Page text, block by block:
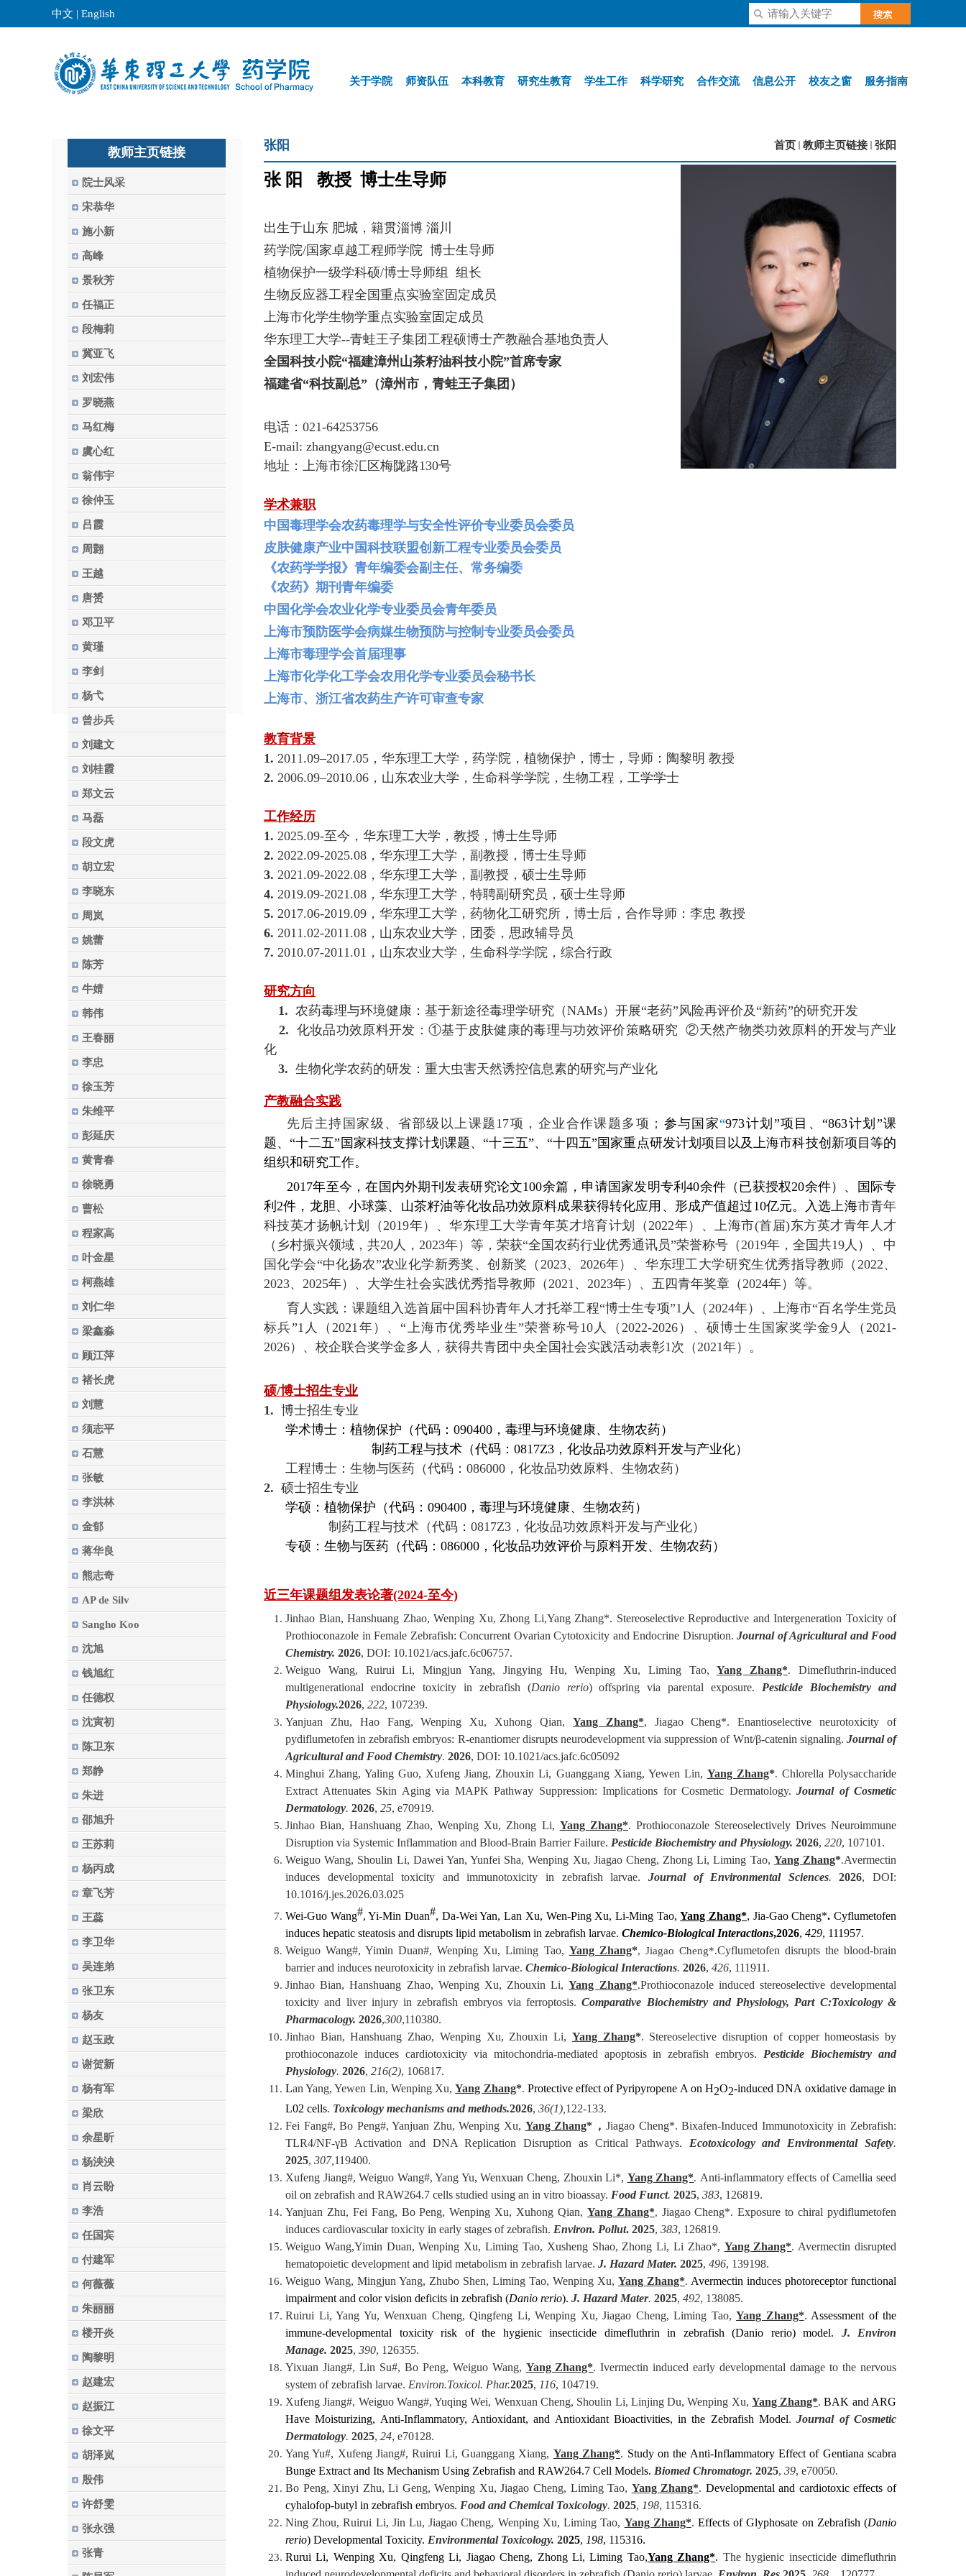
中文 | English
关于学院 师资队伍 本科教育 研究生教育 学生工作 科学研究 合作交流 信息公开 校友之窗 服务指南
教师主页链接
院士风采
宋恭华
施小新
高峰
景秋芳
任福正
段梅莉
冀亚飞
刘宏伟
罗晓燕
马红梅
虞心红
翁伟宇
徐仲玉
吕霞
周翾
王越
唐赟
邓卫平
黄瑾
李剑
杨弋
曾步兵
刘建文
刘桂霞
郑文云
马磊
段文虎
胡立宏
李晓东
周岚
姚蕾
陈芳
牛婧
韩伟
王春丽
李忠
徐玉芳
朱维平
彭延庆
黄青春
徐晓勇
曹松
程家高
叶金星
柯燕雄
刘仁华
梁鑫淼
顾江萍
褚长虎
刘慧
须志平
石慧
张敏
李洪林
金郁
蒋华良
熊志奇
AP de Silv
Sangho Koo
沈旭
钱旭红
任德权
沈寅初
陈卫东
郑静
朱进
邵旭升
王苏莉
杨丙成
章飞芳
王蕊
李卫华
吴连弟
张卫东
杨友
赵玉政
谢贺新
杨有军
梁欣
余星昕
杨泱泱
肖云盼
李浩
任国宾
付建军
何薇薇
朱丽丽
楼开炎
陶黎明
赵建宏
赵振江
徐文平
胡泽岚
殷伟
许舒雯
张永强
张青
张阳 首页 教师主页链接 张阳
张 阳 教授 博士生导师
出生于山东 肥城，籍贯淄博 淄川
药学院/国家卓越工程师学院 博士生导师
植物保护一级学科硕/博士导师组 组长
生物反应器工程全国重点实验室固定成员
上海市化学生物学重点实验室固定成员
华东理工大学--青蛙王子集团工程硕博士产教融合基地负责人
全国科技小院“福建漳州山茶籽油科技小院”首席专家
福建省“科技副总”（漳州市，青蛙王子集团）
电话：021-64253756
E-mail: zhangyang@ecust.edu.cn
地址：上海市徐汇区梅陇路130号
学术兼职
中国毒理学会农药毒理学与安全性评价专业委员会委员
皮肤健康产业中国科技联盟创新工程专业委员会委员
《农药学学报》青年编委会副主任、常务编委
《农药》期刊青年编委
中国化学会农业化学专业委员会青年委员
上海市预防医学会病媒生物预防与控制专业委员会委员
上海市毒理学会首届理事
上海市化学化工学会农用化学专业委员会秘书长
上海市、浙江省农药生产许可审查专家
教育背景
1. 2011.09–2017.05 ， 华东理工大学 ，药学院，植物保护， 博士，导师：陶黎明 教授
2. 2006.09–2010.06 ， 山东农业大学，生命科学学院，生物工程 ， 工学学士
工作经历
1. 2025.09-至今，华东理工大学，教授，博士生导师
2. 2022.09-2025.08，华东理工大学，副教授 ，博士生导师
3. 2021.09-2022.08，华东理工大学，副教授 ，硕士生导师
4. 2019.09-2021.08，华东理工大学，特聘副研究员 ，硕士生导师
5. 2017.06-2019.09，华东理工大学，药物化工研究所，博士后，合作导师：李忠 教授
6. 2011.02-2011.08 ，山东农业大学，团委，思政辅导员
7. 2010.07-2011.01 ，山东农业大学，生命科学学院，综合行政
研究方向
1. 农药毒理与环境健康：基于新途径毒理学研究（NAMs）开展“老药”风险再评价及“新药”的研究开发
2. 化妆品功效原料开发 ：①基于皮肤健康的毒理与功效评价策略研究②天然产物类功效原料的开发与产业
化
3. 生物化学农药的研发：重大虫害天然诱控信息素的研究与产业化
产教融合实践
先后主持国家级、省部级以上课题17项 ，企业合作课题多项； 参与国家“973计划”项目、“863计划”课
题、“十二五”国家科技支撑计划课题、“十三五”、“十四五”国家重点研发计划项目以及上海市科技创新项目等的
组织和研究工作。
2017年至今，在国内外期刊发表研究论文100余篇，申请国家发明专利40余件（已获授权20余件）、国际专
利2件，龙胆、小球藻、山茶籽油等化妆品功效原料成果获得转化应用、形成产值超过10亿元。 入选上海市青年
科技英才扬帆计划（2019年）、华东理工大学青年英才培育计划（2022年）、上海市(首届)东方英才青年人才
（乡村振兴领域，共20人，2023年）等，荣获“全国农药行业优秀通讯员”荣誉称号（2019年，全国共19人）、中
国化学会“中化扬农”农业化学新秀奖、创新奖（2023、2026年）、华东理工大学研究生优秀指导教师（2022、
2023、2025年）、大学生社会实践优秀指导教师（2021、2023年）、五四青年奖章（2024年）等。
育人实践：课题组入选首届中国科协青年人才托举工程“博士生专项”1人（2024年）、上海市“百名学生党员
标兵”1人（2021年）、“上海市优秀毕业生”荣誉称号10人（2022-2026）、硕博士生国家奖学金9人（2021-
2026）、校企联合奖学金多人，获得共青团中央全国社会实践活动表彰1次（2021年）。
硕/博士招生专业
1. 博士招生专业
学术博士： 植物保护 （代码：090400，毒理与环境健康、生物农药）
制药工程与技术（代码：0817Z3，化妆品功效原料开发与产业化）
工程博士：生物与医药（代码：086000，化妆品功效原料、生物农药）
2. 硕士招生专业
学硕： 植物保护 （代码：090400，毒理与环境健康、生物农药）
制药工程与技术（代码： 0817Z3，化妆品功效原料开发与产业化）
专硕： 生物与医药 （代码：086000，化妆品功效评价与原料开发、生物农药）
近三年课题组发表论著(2024-至今)
Jinhao Bian, Hanshuang Zhao, Wenping Xu, Zhong Li,Yang Zhang*. Stereoselective Reproductive and Intergeneration Toxicity of
Prothioconazole in Female Zebrafish: Concurrent Ovarian Cytotoxicity and Endocrine Disruption. Journal of Agricultural and Food
Chemistry. 2026, DOI: 10.1021/acs.jafc.6c06757.
Weiguo Wang, Ruirui Li, Mingjun Yang, Jingying Hu, Wenping Xu, Liming Tao,Yang Zhang*.Dimefluthrin-induced
multigenerational endocrine toxicity in zebrafish (Danio rerio) offspring via parental exposure. Pesticide Biochemistry and
Physiology.2026, 222, 107239.
Yanjuan Zhu, Hao Fang, Wenping Xu, Xuhong Qian, Yang Zhang*, Jiagao Cheng*. Enantioselective neurotoxicity of
pydiflumetofen in zebrafish embryos: R-enantiomer disrupts neurodevelopment via suppression of Wnt/β-catenin signaling. Journal of
Agricultural and Food Chemistry. 2026, DOI: 10.1021/acs.jafc.6c05092
Minghui Zhang, Yaling Guo, Xufeng Jiang, Zhouxin Li, Guanggang Xiang, Yewen Lin, Yang Zhang*. Chlorella Polysaccharide
Extract Attenuates Skin Aging via MAPK Pathway Suppression: Implications for Cosmetic Dermatology. Journal of Cosmetic
Dermatology. 2026, 25, e70919.
Jinhao Bian, Hanshuang Zhao, Wenping Xu, Zhong Li, Yang Zhang*. Prothioconazole Stereoselectively Drives Neuroimmune
Disruption via Systemic Inflammation and Blood-Brain Barrier Failure. Pesticide Biochemistry and Physiology. 2026, 220, 107101.
Weiguo Wang, Shoulin Li, Dawei Yan, Yunfei Sha, Wenping Xu, Jiagao Cheng, Zhong Li, Liming Tao, Yang Zhang*.Avermectin
induces developmental toxicity and immunotoxicity in zebrafish larvae. Journal of Environmental Sciences.2026, DOI:
10.1016/j.jes.2026.03.025
Wei-Guo Wang#, Yi-Min Duan#, Da-Wei Yan, Lan Xu, Wen-Ping Xu, Li-Ming Tao,Yang Zhang*, Jia-Gao Cheng*. Cyflumetofen
induces hepatic steatosis and disrupts lipid metabolism in zebrafish larvae. Chemico-Biological Interactions,2026, 429, 111957.
Weiguo Wang#, Yimin Duan#, Wenping Xu, Liming Tao, Yang Zhang*, Jiagao Cheng*.Cyflumetofen disrupts the blood-brain
barrier and induces neurotoxicity in zebrafish larvae. Chemico-Biological Interactions. 2026, 426, 111911.
Jinhao Bian, Hanshuang Zhao, Wenping Xu, Zhouxin Li,Yang Zhang*.Prothioconazole induced stereoselective developmental
toxicity and liver injury in zebrafish embryos via ferroptosis.Comparative Biochemistry and Physiology, Part C:Toxicology &
Pharmacology. 2026,300,110380.
Jinhao Bian, Hanshuang Zhao, Wenping Xu, Zhouxin Li, Yang Zhang*. Stereoselective disruption of copper homeostasis by
prothioconazole induces cardiotoxicity via mitochondria-mediated apoptosis in zebrafish embryos. Pesticide Biochemistry and
Physiology. 2026, 216(2), 106817.
Lan Yang, Yewen Lin, Wenping Xu,Yang Zhang*. Protective effect of Pyripyropene A on H2O2-induced DNA oxidative damage in
L02 cells. Toxicology mechanisms and methods.2026, 36(1), 122-133.
Fei Fang#, Bo Peng#, Yanjuan Zhu, Wenping Xu, Yang Zhang* ，Jiagao Cheng*.Bixafen-Induced Immunotoxicity in Zebrafish:
TLR4/NF-γB Activation and DNA Replication Disruption as Critical Pathways. Ecotoxicology and Environmental Safety.
2025, 307, 119400.
Xufeng Jiang#, Weiguo Wang#, Yang Yu, Wenxuan Cheng, Zhouxin Li*, Yang Zhang*. Anti-inflammatory effects of Camellia seed
oil on zebrafish and RAW264.7 cells studied using an in vitro bioassay. Food Funct. 2025, 383, 126819.
Yanjuan Zhu, Fei Fang, Bo Peng, Wenping Xu, Xuhong Qian, Yang Zhang*, Jiagao Cheng*. Exposure to chiral pydiflumetofen
induces cardiovascular toxicity in early stages of zebrafish. Environ. Pollut. 2025, 383, 126819.
Weiguo Wang,Yimin Duan, Wenping Xu, Liming Tao, Xusheng Shao, Zhong Li, Li Zhao*, Yang Zhang*. Avermectin disrupted
hematopoietic development and lipid metabolism in zebrafish larvae. J. Hazard Mater. 2025, 496, 139198.
Weiguo Wang, Mingjun Yang, Zhubo Shen, Liming Tao, Wenping Xu, Yang Zhang*. Avermectin induces photoreceptor functional
impairment and color vision deficits in zebrafish (Danio rerio). J. Hazard Mater. 2025, 492, 138085.
Ruirui Li, Yang Yu, Wenxuan Cheng, Qingfeng Li, Wenping Xu, Jiagao Cheng, Liming Tao, Yang Zhang*. Assessment of the
immune-developmental toxicity risk of the hygienic insecticide dimefluthrin in zebrafish (Danio rerio) model. J. Environ
Manage. 2025, 390, 126355.
Yixuan Jiang#, Lin Su#, Bo Peng, Weiguo Wang, Yang Zhang*. Ivermectin induced early developmental damage to the nervous
system of zebrafish larvae. Environ.Toxicol. Phar.2025, 116, 104719.
Xufeng Jiang#, Weiguo Wang#, Yuqing Wei, Wenxuan Cheng, Shoulin Li, Linjing Du, Wenping Xu, Yang Zhang*.BAK and ARG
Have Moisturizing, Anti-Inflammatory, Antioxidant, and Antioxidant Bioactivities, in the Zebrafish Model.Journal of Cosmetic
Dermatology. 2025, 24, e70128.
Yang Yu#, Xufeng Jiang#, Ruirui Li, Guanggang Xiang, Yang Zhang*. Study on the Anti-Inflammatory Effect of Gentiana scabra
Bunge Extract and Its Mechanism Using Zebrafish and RAW264.7 Cell Models. Biomed Chromatogr. 2025, 39, e70050.
Bo Peng, Xinyi Zhu, Li Geng, Wenping Xu, Jiagao Cheng, Liming Tao, Yang Zhang*. Developmental and cardiotoxic effects of
cyhalofop-butyl in zebrafish embryos. Food and Chemical Toxicology. 2025, 198, 115316.
Ning Zhou, Ruirui Li, Jin Lu, Jiagao Cheng, Wenping Xu, Liming Tao, Yang Zhang*. Effects of Glyphosate on Zebrafish (Danio
rerio) Developmental Toxicity. Environmental Toxicology. 2025, 198, 115316.
Rurui Li, Wenping Xu, Qingfeng Li, Jiagao Cheng, Zhong Li, Liming Tao,Yang Zhang*. The hygienic insecticide dimefluthrin